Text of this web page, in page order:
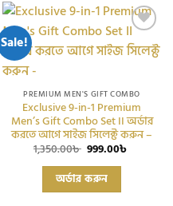
Sale! Add to
wishlist
PREMIUM MEN'S GIFT COMBO
Exclusive 9-in-1 Premium
Men’s Gift Combo Set II অর্ডার
করতে আগে সাইজ সিলেক্ট করুন –
1,350.00৳ Original
was:
1,350.00৳ .
999.00৳
অর্ডার করুন
This
has